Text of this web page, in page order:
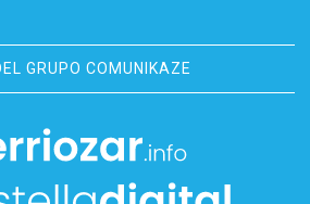
GRUPO COMUNIKAZE